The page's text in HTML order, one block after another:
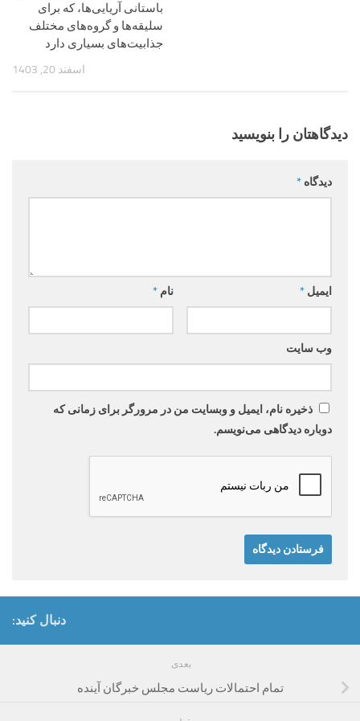
باستانی آریایی‌ها، که برای
سلیقه‌ها و گروه‌های مختلف
جذابیت‌های بسیاری دارد
اسفند 20, 1403
دیدگاهتان را بنویسید
دیدگاه *
نام * ایمیل *
وب‌ سایت
ذخیره نام، ایمیل و وبسایت من در مرورگر برای زمانی که
دوباره دیدگاهی می‌نویسم.
دنبال کنید:
بعدی
تمام احتمالات ریاست مجلس خبرگان آینده